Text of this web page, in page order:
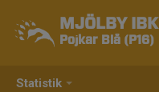
Statistik
MJÖLBY IBK
Pojkar Blå (P16)